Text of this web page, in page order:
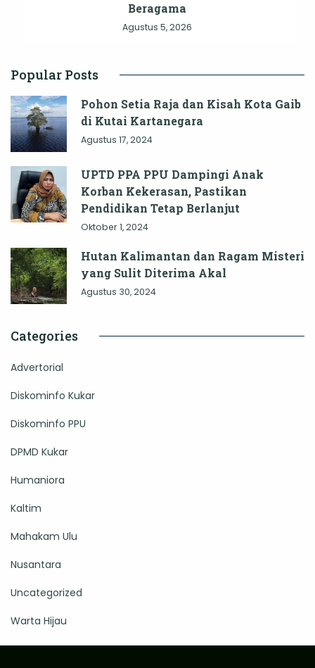
Beragama
Agustus 5, 2026
Popular Posts
Pohon Setia Raja dan Kisah Kota Gaib
di Kutai Kartanegara
Agustus 17, 2024
UPTD PPA PPU Dampingi Anak
Korban Kekerasan, Pastikan
Pendidikan Tetap Berlanjut
Oktober 1, 2024
Hutan Kalimantan dan Ragam Misteri
yang Sulit Diterima Akal
Agustus 30, 2024
Categories
Advertorial
Diskominfo Kukar
Diskominfo PPU
DPMD Kukar
Humaniora
Kaltim
Mahakam Ulu
Nusantara
Uncategorized
Warta Hijau